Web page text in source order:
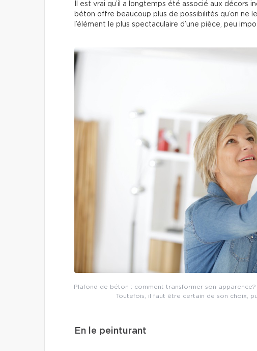
Il est vrai qu’il a longtemps été associé aux décors
béton offre beaucoup plus de possibilités qu’on ne
l’élément le plus spectaculaire d’une pièce, peu
Plafond de béton : comment transformer son
Toutefois, il faut être certain de son choix,
En le peinturant